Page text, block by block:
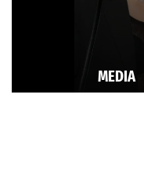
MEDIA